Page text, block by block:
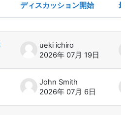
ディスカッション開始
ueki ichiro
2026年 07月 19日
John Smith
2026年 07月 6日